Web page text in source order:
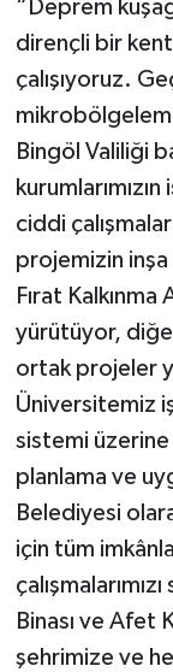
“Deprem
dirençli bir
çalışıyoruz.
Bingöl Valiliği
ciddi
projemizin inşa
Fırat Kalkınma
yürütüyor,
ortak projeler
Üniversitemiz
sistemi üzerine
planlama ve
Belediyesi
için tüm
Binası ve
şehrimize ve